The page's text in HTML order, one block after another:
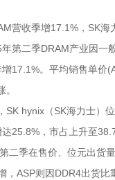
营收季增17.1%，SK海
第二季DRAM产业因
17.1%。平均销售单价
SK hynix（SK海力士）
25.8%，市占上升至
二季在售价、位元出货
，ASP则因DDR4出货